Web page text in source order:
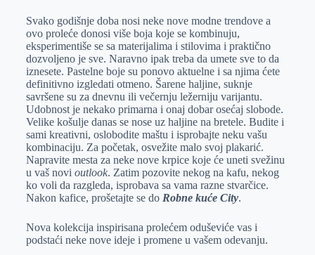
e
r
I
n
s
A
p
p
a
i
l
Svako godišnje doba nosi neke nove modne trendove a
ovo proleće donosi više boja koje se kombinuju,
eksperimentiše se sa materijalima i stilovima i praktično
dozvoljeno je sve. Naravno ipak treba da umete sve to da
iznesete. Pastelne boje su ponovo aktuelne i sa njima ćete
definitivno izgledati otmeno. Šarene haljine, suknje
savršene su za dnevnu ili večernju ležerniju varijantu.
Udobnost je nekako primarna i onaj dobar osećaj slobode.
Velike košulje danas se nose uz haljine na bretele. Budite i
sami kreativni, oslobodite maštu i isprobajte neku vašu
kombinaciju. Za početak, osvežite malo svoj plakarić.
Napravite mesta za neke nove krpice koje će uneti svežinu
u vaš novi outlook. Zatim pozovite nekog na kafu, nekog
ko voli da razgleda, isprobava sa vama razne stvarčice.
Nakon kafice, prošetajte se do Robne kuće City.
Nova kolekcija inspirisana prolećem oduševiće vas i
podstaći neke nove ideje i promene u vašem odevanju.